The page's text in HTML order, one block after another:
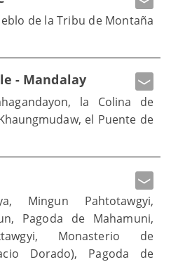
de la Tribu de Montaña
- Mandalay
la Colina de
el Puente de
Mingun Pahtotawgyi,
Pagoda de Mahamuni,
Monasterio de
Dorado), Pagoda de